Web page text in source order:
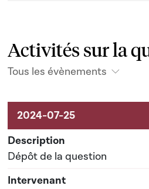
Activités sur la
Tous les évènements
Activités liées au dossier
Dépôt de la question